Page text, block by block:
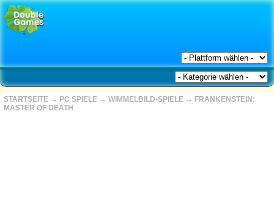
STARTSEITE → PC SPIELE → WIMMELBILD-SPIELE → FRANKENSTEIN:
MASTER OF DEATH